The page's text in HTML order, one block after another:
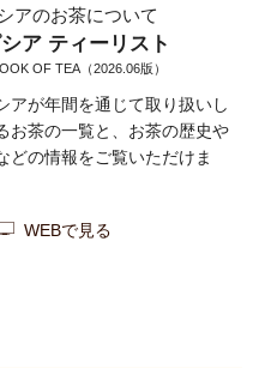
アのお茶について
ア ティーリスト
OF TEA（2026.06版）
アが年間を通じて取り扱いし
お茶の一覧と、お茶の歴史や
どの情報をご覧いただけま
WEBで見る